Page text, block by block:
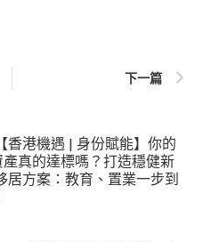
下一篇
香港機遇 | 身份賦能】你的
真的達標嗎？打造穩健新
居方案：教育、置業一步到